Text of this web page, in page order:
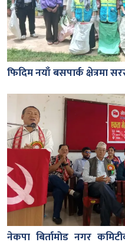
फिदिम नयाँ बसपार्क क्षेत्रमा
नेकपा बिर्तामोड नगर